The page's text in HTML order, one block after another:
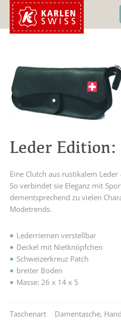
Leder Edition:
Eine Clutch aus rustikalem
So verbindet sie Eleganz mit
dementsprechend zu vielen
Modetrends.
Lederriemen verstellbar
Deckel mit Nietknöpfchen
Schweizerkreuz Patch
breiter Boden
Masse: 26 x 14 x 5
Taschenart Damentasche,